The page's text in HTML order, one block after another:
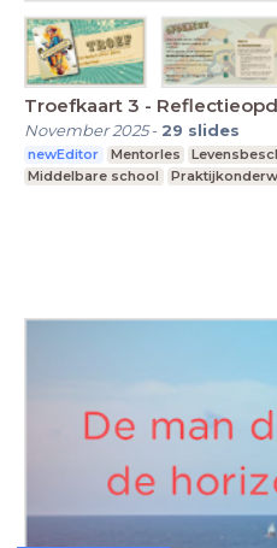
Troefkaart 3 -
November 2025- 29 slides
newEditor Mentorles
Middelbare school